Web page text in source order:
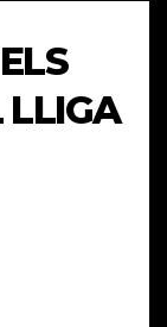
LLIGA